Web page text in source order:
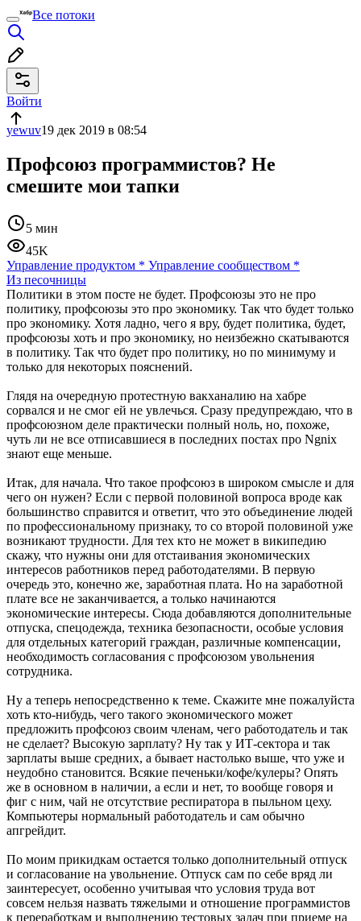
Все потоки
Войти
yewuv19 дек 2019 в 08:54
Профсоюз программистов? Не
смешите мои тапки
5 мин
45K
Управление продуктом * Управление сообществом *
Из песочницы
Политики в этом посте не будет. Профсоюзы это не про
политику, профсоюзы это про экономику. Так что будет только
про экономику. Хотя ладно, чего я вру, будет политика, будет,
профсоюзы хоть и про экономику, но неизбежно скатываются
в политику. Так что будет про политику, но по минимуму и
только для некоторых пояснений.
Глядя на очередную протестную вакханалию на хабре
сорвался и не смог ей не увлечься. Сразу предупреждаю, что в
профсоюзном деле практически полный ноль, но, похоже,
чуть ли не все отписавшиеся в последних постах про Ngnix
знают еще меньше.
Итак, для начала. Что такое профсоюз в широком смысле и для
чего он нужен? Если с первой половиной вопроса вроде как
большинство справится и ответит, что это объединение людей
по профессиональному признаку, то со второй половиной уже
возникают трудности. Для тех кто не может в википедию
скажу, что нужны они для отстаивания экономических
интересов работников перед работодателями. В первую
очередь это, конечно же, заработная плата. Но на заработной
плате все не заканчивается, а только начинаются
экономические интересы. Сюда добавляются дополнительные
отпуска, спецодежда, техника безопасности, особые условия
для отдельных категорий граждан, различные компенсации,
необходимость согласования с профсоюзом увольнения
сотрудника.
Ну а теперь непосредственно к теме. Скажите мне пожалуйста
хоть кто-нибудь, чего такого экономического может
предложить профсоюз своим членам, чего работодатель и так
не сделает? Высокую зарплату? Ну так у ИТ-сектора и так
зарплаты выше средних, а бывает настолько выше, что уже и
неудобно становится. Всякие печеньки/кофе/кулеры? Опять
же в основном в наличии, а если и нет, то вообще говоря и
фиг с ним, чай не отсутствие респиратора в пыльном цеху.
Компьютеры нормальный работодатель и сам обычно
апгрейдит.
По моим прикидкам остается только дополнительный отпуск
и согласование на увольнение. Отпуск сам по себе вряд ли
заинтересует, особенно учитывая что условия труда вот
совсем нельзя назвать тяжелыми и отношение программистов
к переработкам и выполнению тестовых задач при приеме на